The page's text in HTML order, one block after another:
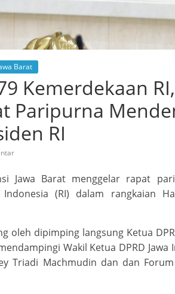
Barat
Kemerdekaan RI,
Paripurna
RI
Jawa Barat menggelar rapat
Indonesia (RI) dalam rangkaian
oleh dipimping langsung Ketua
Wakil Ketua DPRD
Triadi Machmudin dan dan